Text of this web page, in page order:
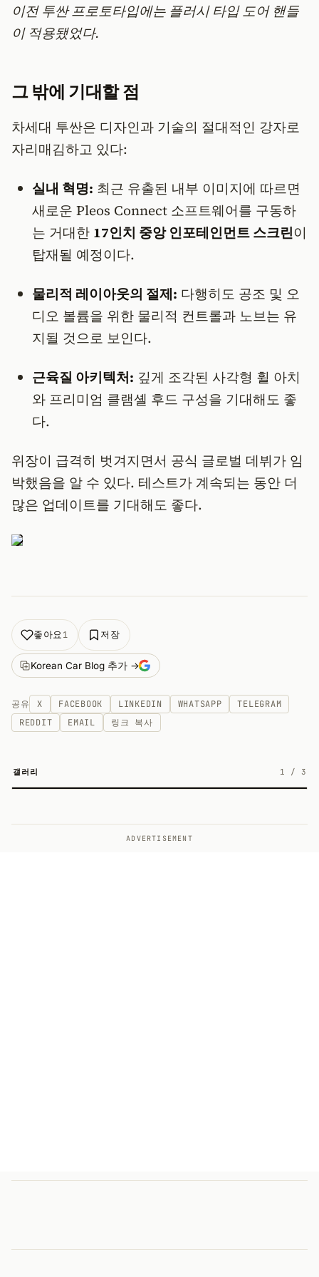
이전 투싼 프로토타입에는 플러시 타입 도어 핸들
이 적용됐었다.
그 밖에 기대할 점
차세대 투싼은 디자인과 기술의 절대적인 강자로
자리매김하고 있다:
실내 혁명: 최근 유출된 내부 이미지에 따르면
새로운 Pleos Connect 소프트웨어를 구동하
는 거대한 17인치 중앙 인포테인먼트 스크린이
탑재될 예정이다.
물리적 레이아웃의 절제: 다행히도 공조 및 오
디오 볼륨을 위한 물리적 컨트롤과 노브는 유
지될 것으로 보인다.
근육질 아키텍처: 깊게 조각된 사각형 휠 아치
와 프리미엄 클램셸 후드 구성을 기대해도 좋
다.
위장이 급격히 벗겨지면서 공식 글로벌 데뷔가 임
박했음을 알 수 있다. 테스트가 계속되는 동안 더
많은 업데이트를 기대해도 좋다.
좋아요1 저장
Korean Car Blog 추가 →
공유 X FACEBOOK LINKEDIN WHATSAPP
TELEGRAM
REDDIT
EMAIL 링크 복사
갤러리 1 / 3
ADVERTISEMENT